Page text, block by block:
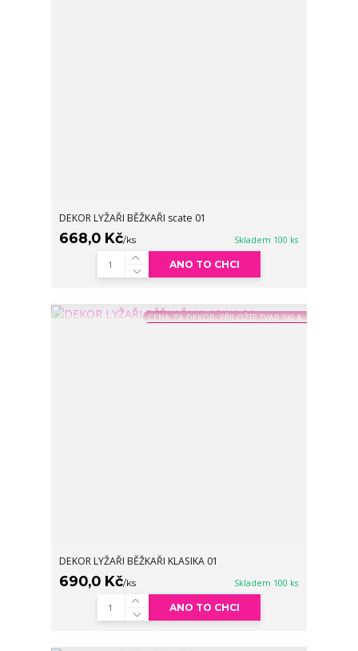
DEKOR LYŽAŘI BĚŽKAŘI scate 01
668,0 Kč/ks Skladem 100 ks
ANO TO CHCI
CENA ZA DEKOR, PŘILOŽTE TVAR SKLA
DEKOR LYŽAŘI BĚŽKAŘI KLASIKA 01
690,0 Kč/ks Skladem 100 ks
ANO TO CHCI